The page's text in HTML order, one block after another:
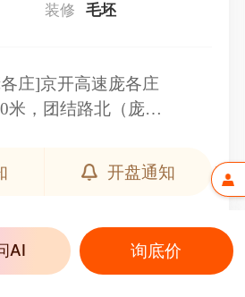
装修 毛坯
庄]京开高速庞各庄
米，团结路北（庞各
开盘通知
AI 询底价